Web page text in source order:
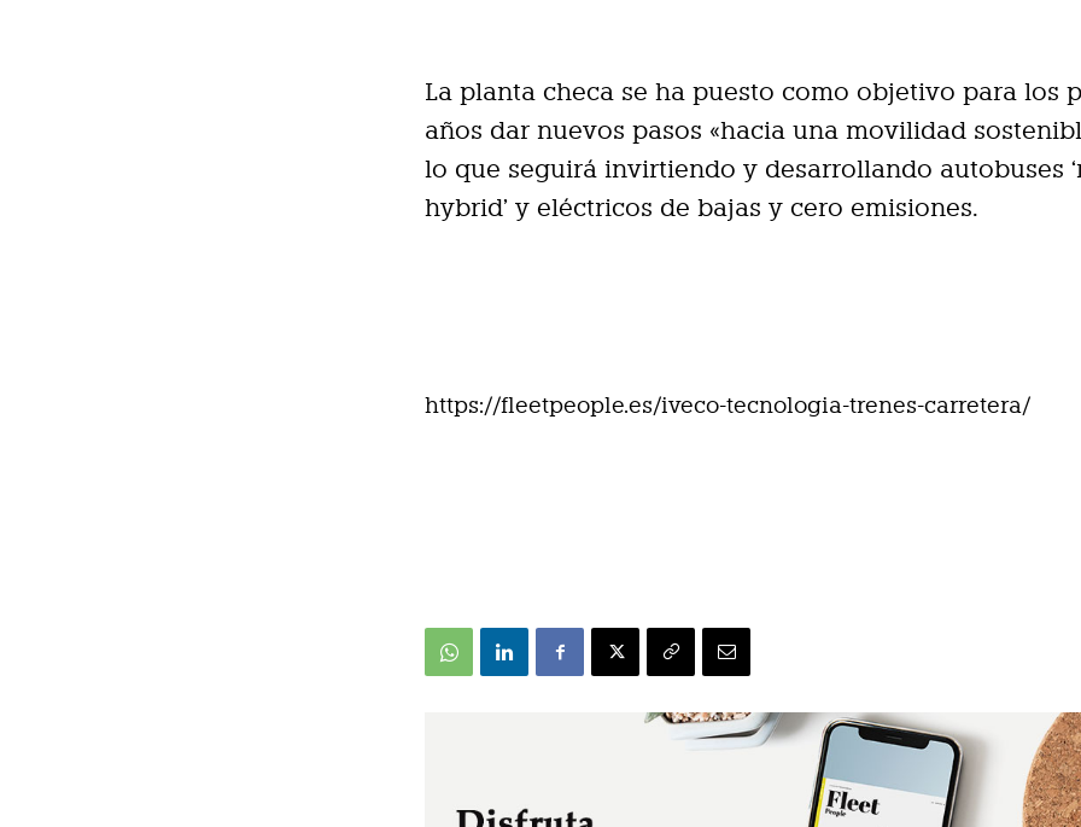
La planta checa se ha puesto como objetivo para los
años dar nuevos pasos «hacia una movilidad
lo que seguirá invirtiendo y desarrollando autobuses
hybrid’ y eléctricos de bajas y cero emisiones.
https://fleetpeople.es/iveco-tecnologia-trenes-carretera/